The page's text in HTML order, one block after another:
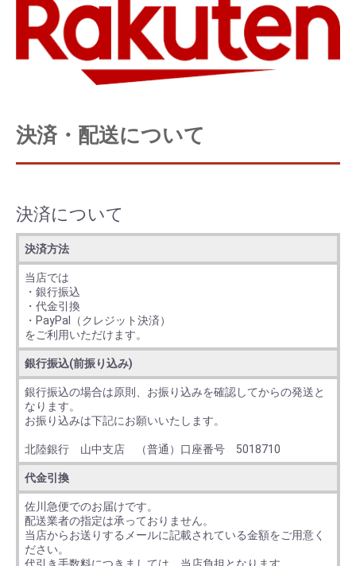
決済・配送について
決済について
決済方法
当店では
・銀行振込
・代金引換
・PayPal（クレジット決済）
をご利用いただけます。
銀行振込(前振り込み)
銀行振込の場合は原則、お振り込みを確認してからの発送と
なります。
お振り込みは下記にお願いいたします。
北陸銀行 山中支店 （普通）口座番号 5018710
代金引換
佐川急便でのお届けです。
配送業者の指定は承っておりません。
当店からお送りするメールに記載されている金額をご用意く
ださい。
代引き手数料につきましては、当店負担となります。